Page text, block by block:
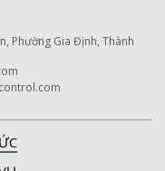
Phường Gia Định, Thành